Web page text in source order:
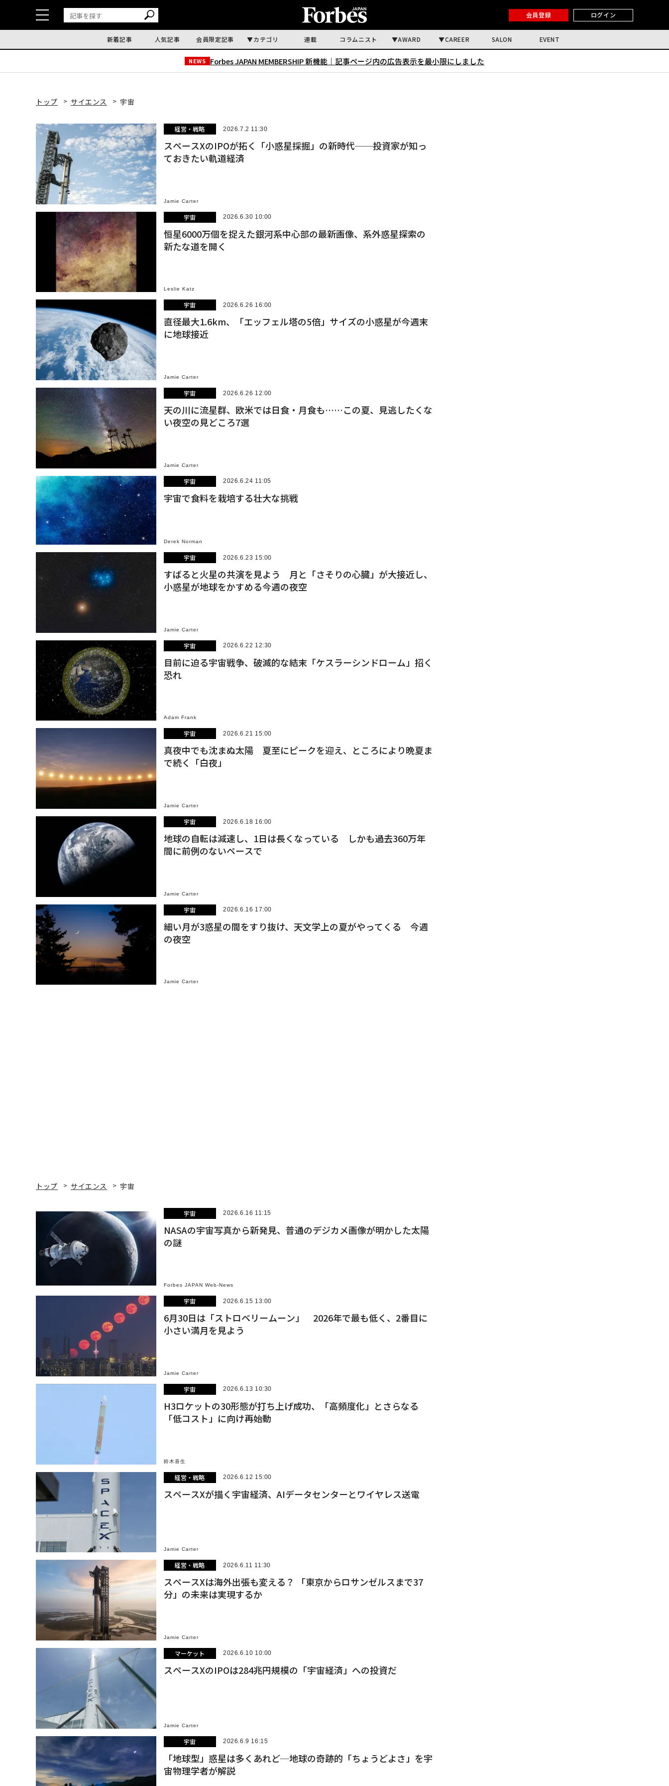
会員登録 ログイン
新着記事 人気記事 会員限定記事 カテゴリ 連載 コラムニスト AWARD CAREER SALON EVENT
NEWS Forbes JAPAN MEMBERSHIP 新機能｜ 記事ページ内の広告表示を最小限にしました
トップ サイエンス 宇宙
経営・戦略 2026.7.2 11:30
スペースXのIPOが拓く「小惑星採掘」の新時代──投資家が知っ
ておきたい軌道経済
Jamie Carter
宇宙 2026.6.30 10:00
恒星6000万個を捉えた銀河系中心部の最新画像、系外惑星探索の
新たな道を開く
Leslie Katz
宇宙 2026.6.26 16:00
直径最大1.6km、「エッフェル塔の5倍」サイズの小惑星が今週末
に地球接近
Jamie Carter
宇宙 2026.6.26 12:00
天の川に流星群、欧米では日食・月食も……この夏、見逃したくな
い夜空の見どころ7選
Jamie Carter
宇宙 2026.6.24 11:05
宇宙で食料を栽培する壮大な挑戦
Derek Norman
宇宙 2026.6.23 15:00
すばると火星の共演を見よう 月と「さそりの心臓」が大接近し、
小惑星が地球をかすめる今週の夜空
Jamie Carter
宇宙 2026.6.22 12:30
目前に迫る宇宙戦争、破滅的な結末「ケスラーシンドローム」招く
恐れ
Adam Frank
宇宙 2026.6.21 15:00
真夜中でも沈まぬ太陽 夏至にピークを迎え、ところにより晩夏ま
で続く「白夜」
Jamie Carter
宇宙 2026.6.18 16:00
地球の自転は減速し、1日は長くなっている しかも過去360万年
間に前例のないペースで
Jamie Carter
宇宙 2026.6.16 17:00
細い月が3惑星の間をすり抜け、天文学上の夏がやってくる 今週
の夜空
Jamie Carter
トップ サイエンス 宇宙
宇宙 2026.6.16 11:15
NASAの宇宙写真から新発見、普通のデジカメ画像が明かした太陽
の謎
Forbes JAPAN Web-News
宇宙 2026.6.15 13:00
6月30日は「ストロベリームーン」 2026年で最も低く、2番目に
小さい満月を見よう
Jamie Carter
宇宙 2026.6.13 10:30
H3ロケットの30形態が打ち上げ成功、「高頻度化」とさらなる
「低コスト」に向け再始動
鈴木喜生
経営・戦略 2026.6.12 15:00
スペースXが描く宇宙経済、AIデータセンターとワイヤレス送電
Jamie Carter
経営・戦略 2026.6.11 11:30
スペースXは海外出張も変える？ 「東京からロサンゼルスまで37
分」の未来は実現するか
Jamie Carter
マーケット 2026.6.10 10:00
スペースXのIPOは284兆円規模の「宇宙経済」への投資だ
Jamie Carter
宇宙 2026.6.9 16:15
「地球型」惑星は多くあれど─地球の奇跡的「ちょうどよさ」を宇
宙物理学者が解説